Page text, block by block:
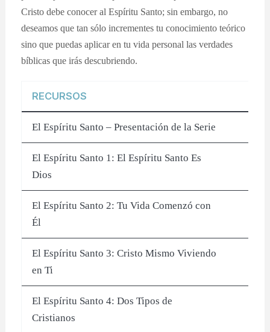
Cristo debe conocer al Espíritu Santo; sin embargo, no
deseamos que tan sólo incrementes tu conocimiento teórico
sino que puedas aplicar en tu vida personal las verdades
bíblicas que irás descubriendo.
RECURSOS
El Espíritu Santo – Presentación de la Serie
El Espíritu Santo 1: El Espíritu Santo Es
Dios
El Espíritu Santo 2: Tu Vida Comenzó con
Él
El Espíritu Santo 3: Cristo Mismo Viviendo
en Ti
El Espíritu Santo 4: Dos Tipos de
Cristianos